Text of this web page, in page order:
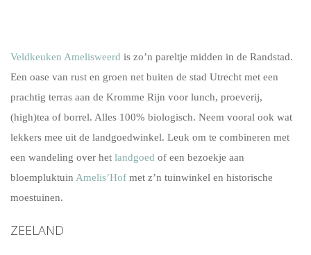
Veldkeuken Amelisweerd is zo’n pareltje midden in de Randstad.
Een oase van rust en groen net buiten de stad Utrecht met een
prachtig terras aan de Kromme Rijn voor lunch, proeverij,
(high)tea of borrel. Alles 100% biologisch. Neem vooral ook wat
lekkers mee uit de landgoedwinkel. Leuk om te combineren met
een wandeling over het landgoed of een bezoekje aan
bloempluktuin Amelis’Hof met z’n tuinwinkel en historische
moestuinen.
ZEELAND